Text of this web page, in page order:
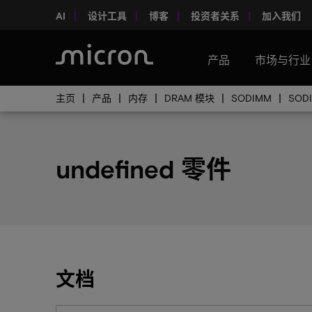
AI 设计工具 博客 投资者关系 加入我们
产品 市场与行业
主页 产品 内存 DRAM 模块 SODIMM
undefined 零件
文档